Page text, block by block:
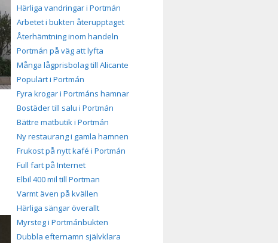
Härliga vandringar i Portmán
Arbetet i bukten återupptaget
Återhämtning inom handeln
Portmán på väg att lyfta
Många lågprisbolag till Alicante
Populärt i Portmán
Fyra krogar i Portmáns hamnar
Bostäder till salu i Portmán
Bättre matbutik i Portmán
Ny restaurang i gamla hamnen
Frukost på nytt kafé i Portmán
Full fart på Internet
Elbil 400 mil till Portman
Varmt även på kvällen
Härliga sängar överallt
Myrsteg i Portmánbukten
Dubbla efternamn självklara